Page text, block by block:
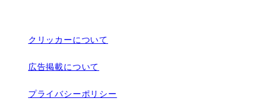
クリッカーについて
広告掲載について
プライバシーポリシー